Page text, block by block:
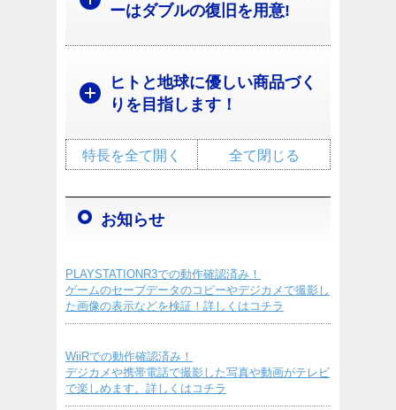
ーはダブルの復旧を用意!
ヒトと地球に優しい商品づく
りを目指します！
全て閉じる
特長を全て開く
お知らせ
PLAYSTATIONR3での動作確認済み！
ゲームのセーブデータのコピーやデジカメで撮影し
た画像の表示などを検証！詳しくはコチラ
WiiRでの動作確認済み！
デジカメや携帯電話で撮影した写真や動画がテレビ
で楽しめます。詳しくはコチラ